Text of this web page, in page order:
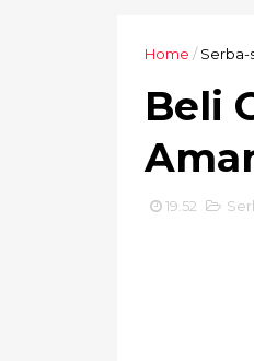
Home / Serba-
Beli
19.52